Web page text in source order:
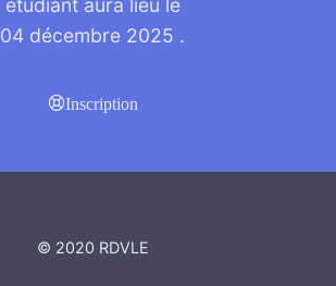
étudiant aura lieu le
04 décembre 2025 .
Inscription
© 2020 RDVLE